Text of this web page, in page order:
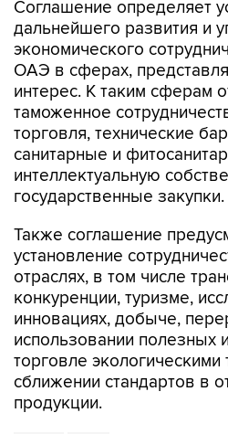
экономического
ОАЭ в сферах,
интерес. К таким сферам
таможенное
торговля, технические
санитарные и
интеллектуальную
государственные закупки.
Также соглашение
отраслях, в том числе
конкуренции, туризме,
инновациях, добыче,
использовании полезных
торговле экологическими
сближении стандартов в
продукции.
ЕАЭС ОАЭ